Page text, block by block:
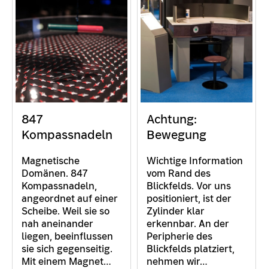
847
Kompassnadeln
Magnetische
Domänen. 847
Kompassnadeln,
angeordnet auf einer
Scheibe. Weil sie so
nah aneinander
liegen, beeinflussen
sie sich gegenseitig.
Mit einem Magnet…
Achtung:
Bewegung
Wichtige Information
vom Rand des
Blickfelds. Vor uns
positioniert, ist der
Zylinder klar
erkennbar. An der
Peripherie des
Blickfelds platziert,
nehmen wir…